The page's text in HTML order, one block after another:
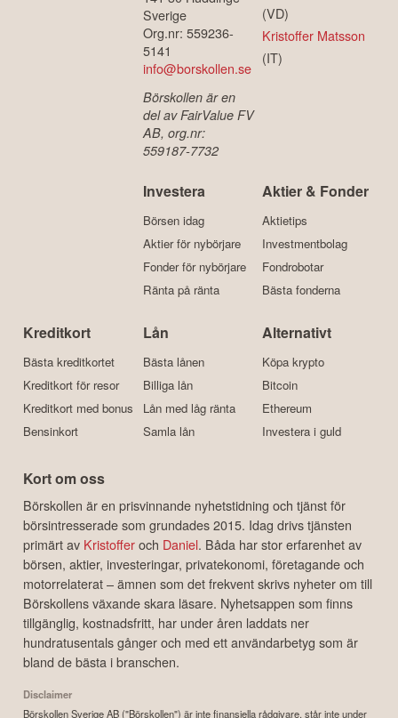
Sverige
Org.nr: 559236-
5141
info@borskollen.se
Börskollen är en
del av FairValue FV
AB, org.nr:
559187-7732
(VD)
Kristoffer Matsson
(IT)
Investera
Börsen idag
Aktier för nybörjare
Fonder för nybörjare
Ränta på ränta
Aktier & Fonder
Aktietips
Investmentbolag
Fondrobotar
Bästa fonderna
Kreditkort
Bästa kreditkortet
Kreditkort för resor
Kreditkort med bonus
Bensinkort
Lån
Bästa lånen
Billiga lån
Lån med låg ränta
Samla lån
Alternativt
Köpa krypto
Bitcoin
Ethereum
Investera i guld
Kort om oss
Börskollen är en prisvinnande nyhetstidning och tjänst för
börsintresserade som grundades 2015. Idag drivs tjänsten
primärt av Kristofferoch Daniel. Båda har stor erfarenhet av
börsen, aktier, investeringar, privatekonomi, företagande och
motorrelaterat – ämnen som det frekvent skrivs nyheter om till
Börskollens växande skara läsare. Nyhetsappen som finns
tillgänglig, kostnadsfritt, har under åren laddats ner
hundratusentals gånger och med ett användarbetyg som är
bland de bästa i branschen.
Disclaimer
Börskollen Sverige AB ("Börskollen") är inte finansiella rådgivare, står inte under